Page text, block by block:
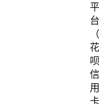
平
台
（
花
信
用